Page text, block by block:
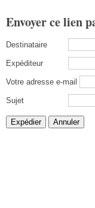
Envoyer ce lien
Destinataire
Expéditeur
Votre adresse e-mail
Sujet
Expédier Annuler